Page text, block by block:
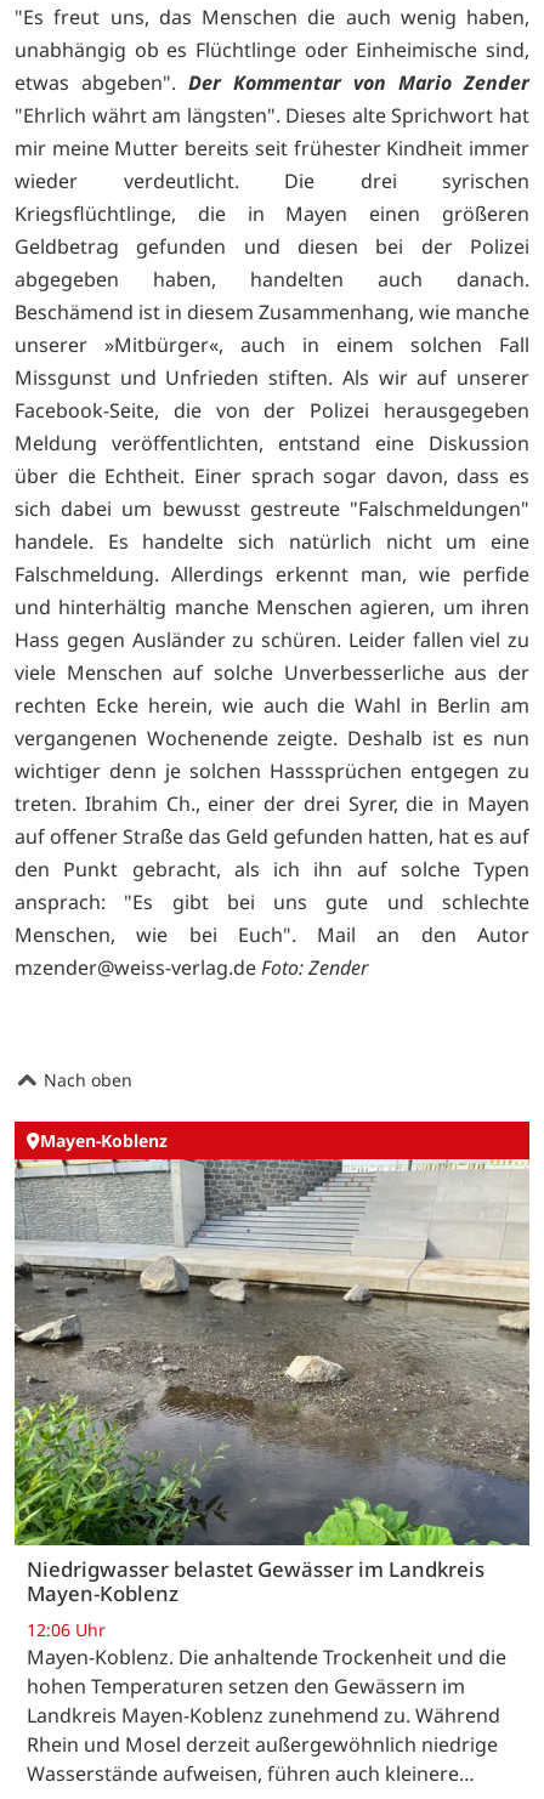
"Es freut uns, das Menschen die auch wenig haben,
unabhängig ob es Flüchtlinge oder Einheimische sind,
etwas abgeben". Der Kommentar von Mario Zender
"Ehrlich währt am längsten". Dieses alte Sprichwort hat
mir meine Mutter bereits seit frühester Kindheit immer
wieder verdeutlicht. Die drei syrischen
Kriegsflüchtlinge, die in Mayen einen größeren
Geldbetrag gefunden und diesen bei der Polizei
abgegeben haben, handelten auch danach.
Beschämend ist in diesem Zusammenhang, wie manche
unserer »Mitbürger«, auch in einem solchen Fall
Missgunst und Unfrieden stiften. Als wir auf unserer
Facebook-Seite, die von der Polizei herausgegeben
Meldung veröffentlichten, entstand eine Diskussion
über die Echtheit. Einer sprach sogar davon, dass es
sich dabei um bewusst gestreute "Falschmeldungen"
handele. Es handelte sich natürlich nicht um eine
Falschmeldung. Allerdings erkennt man, wie perfide
und hinterhältig manche Menschen agieren, um ihren
Hass gegen Ausländer zu schüren. Leider fallen viel zu
viele Menschen auf solche Unverbesserliche aus der
rechten Ecke herein, wie auch die Wahl in Berlin am
vergangenen Wochenende zeigte. Deshalb ist es nun
wichtiger denn je solchen Hasssprüchen entgegen zu
treten. Ibrahim Ch., einer der drei Syrer, die in Mayen
auf offener Straße das Geld gefunden hatten, hat es auf
den Punkt gebracht, als ich ihn auf solche Typen
ansprach: "Es gibt bei uns gute und schlechte
Menschen, wie bei Euch". Mail an den Autor
mzender@weiss-verlag.deFoto: Zender
Nach oben
Mayen-Koblenz
Niedrigwasser belastet Gewässer im Landkreis
Mayen-Koblenz
12:06 Uhr
Mayen-Koblenz. Die anhaltende Trockenheit und die
hohen Temperaturen setzen den Gewässern im
Landkreis Mayen-Koblenz zunehmend zu. Während
Rhein und Mosel derzeit außergewöhnlich niedrige
Wasserstände aufweisen, führen auch kleinere…